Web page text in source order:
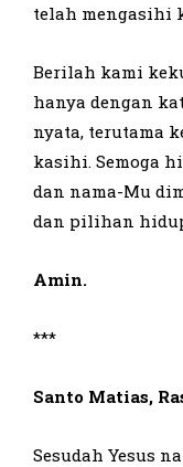
telah mengasihi
Berilah kami
hanya dengan
nyata, terutama
kasihi. Semoga
dan nama-Mu
dan pilihan
Amin.
***
Santo Matias,
Sesudah Yesus